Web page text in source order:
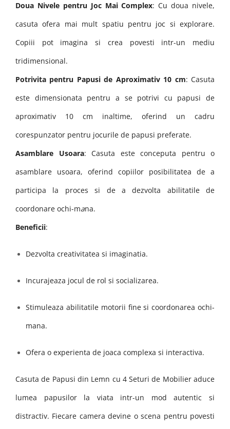
Doua Nivele pentru Joc Mai Complex: Cu doua nivele,
casuta ofera mai mult spatiu pentru joc si explorare.
Copiii pot imagina si crea povesti intr-un mediu
tridimensional.
Potrivita pentru Papusi de Aproximativ 10 cm: Casuta
este dimensionata pentru a se potrivi cu papusi de
aproximativ 10 cm inaltime, oferind un cadru
corespunzator pentru jocurile de papusi preferate.
Asamblare Usoara: Casuta este conceputa pentru o
asamblare usoara, oferind copiilor posibilitatea de a
participa la proces si de a dezvolta abilitatile de
coordonare ochi-mana.
Beneficii:
Dezvolta creativitatea si imaginatia.
Incurajeaza jocul de rol si socializarea.
Stimuleaza abilitatile motorii fine si coordonarea ochi-
mana.
Ofera o experienta de joaca complexa si interactiva.
Casuta de Papusi din Lemn cu 4 Seturi de Mobilier aduce
lumea papusilor la viata intr-un mod autentic si
distractiv. Fiecare camera devine o scena pentru povesti